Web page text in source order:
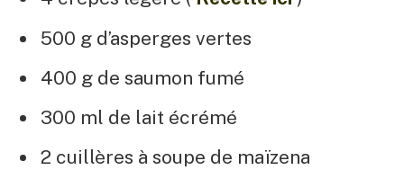
500 g d’asperges vertes
400 g de saumon fumé
300 ml de lait écrémé
2 cuillères à soupe de maïzena